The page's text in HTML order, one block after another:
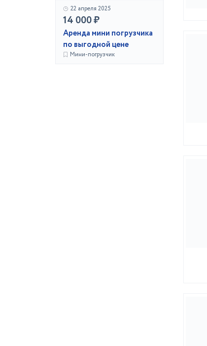
22 апреля 2025
14 000 ₽
Аренда мини погрузчика
по выгодной цене
Мини-погрузчик